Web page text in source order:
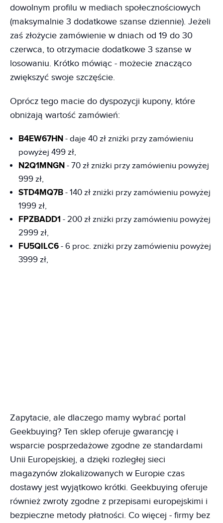
dowolnym profilu w mediach społecznościowych
(maksymalnie 3 dodatkowe szanse dziennie). Jeżeli
zaś złożycie zamówienie w dniach od 19 do 30
czerwca, to otrzymacie dodatkowe 3 szanse w
losowaniu. Krótko mówiąc - możecie znacząco
zwiększyć swoje szczęście.
Oprócz tego macie do dyspozycji kupony, które
obniżają wartość zamówień:
B4EW67HN - daje 40 zł zniżki przy zamówieniu
powyżej 499 zł,
N2Q1MNGN - 70 zł zniżki przy zamówieniu powyżej
999 zł,
STD4MQ7B - 140 zł zniżki przy zamówieniu powyżej
1999 zł,
FPZBADD1 - 200 zł zniżki przy zamówieniu powyżej
2999 zł,
FU5QILC6 - 6 proc. zniżki przy zamówieniu powyżej
3999 zł,
Zapytacie, ale dlaczego mamy wybrać portal
Geekbuying? Ten sklep oferuje gwarancję i
wsparcie posprzedażowe zgodne ze standardami
Unii Europejskiej, a dzięki rozległej sieci
magazynów zlokalizowanych w Europie czas
dostawy jest wyjątkowo krótki. Geekbuying oferuje
również zwroty zgodne z przepisami europejskimi i
bezpieczne metody płatności. Co więcej - firmy bez